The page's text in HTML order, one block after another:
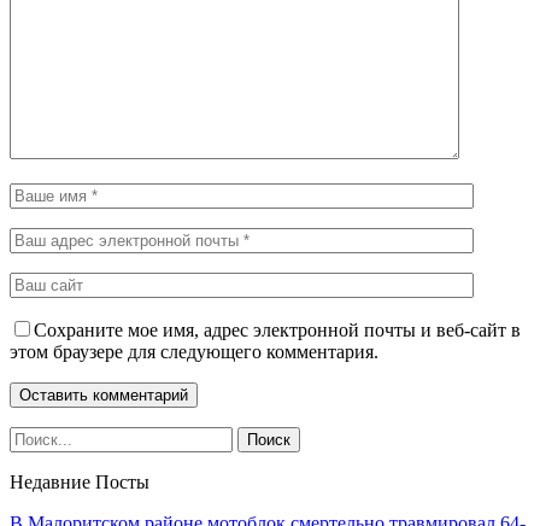
Сохраните мое имя, адрес электронной почты и веб-сайт в
этом браузере для следующего комментария.
Недавние Посты